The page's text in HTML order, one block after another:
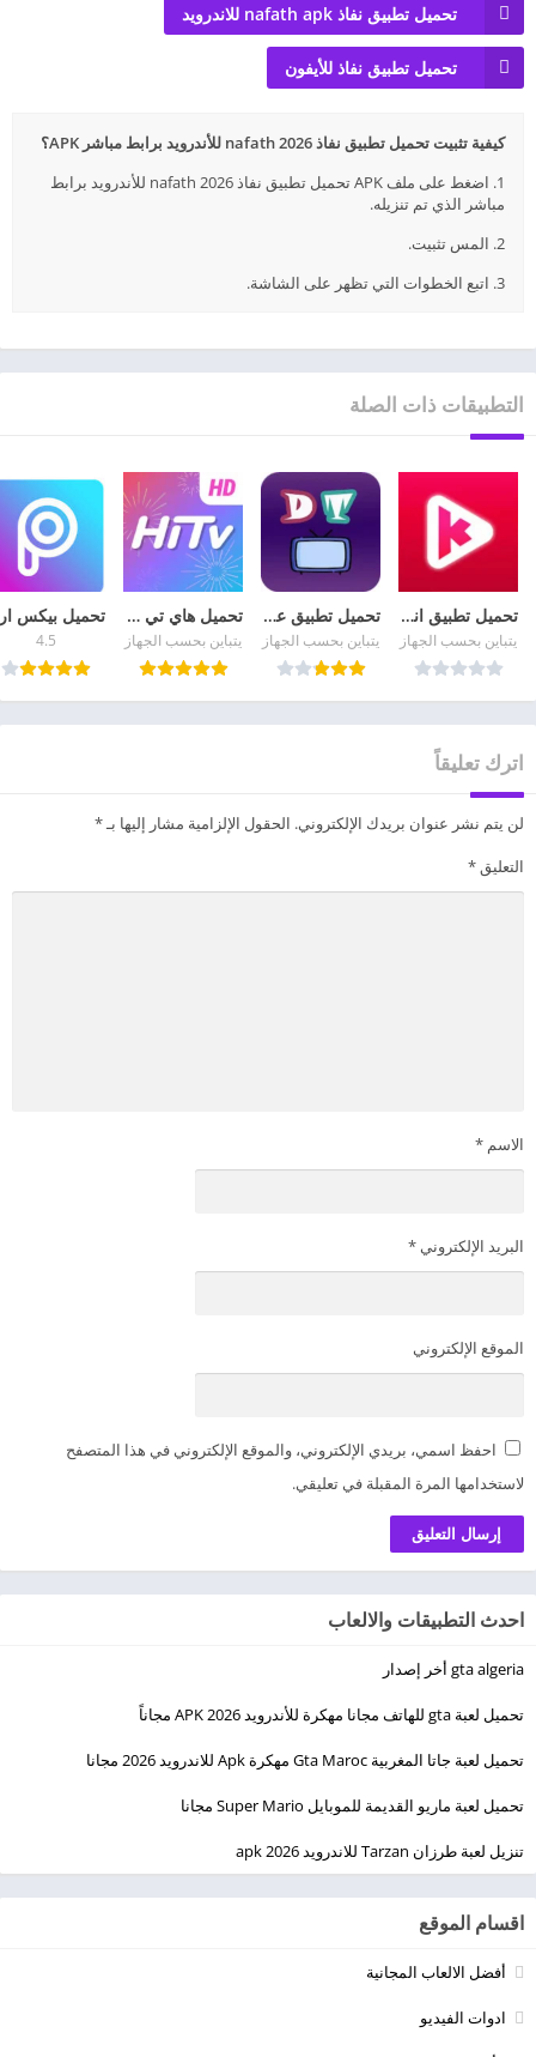
تحميل تطبيق نفاذ nafath apk للاندرويد
تحميل تطبيق نفاذ للأيفون
كيفية تثبيت تحميل تطبيق نفاذ nafath 2026 للأندرويد برابط مباشر APK؟
1. اضغط على ملف APK تحميل تطبيق نفاذ nafath 2026 للأندرويد برابط
مباشر الذي تم تنزيله.
2. المس تثبيت.
3. اتبع الخطوات التي تظهر على الشاشة.
التطبيقات ذات الصلة
تحميل تطبيق انمي كلاستر Anime Klaster APK مهكر مجانا
يتباين بحسب الجهاز
تحميل تطبيق عالم الدراما Drama world Apk مهكر من ميديا فاير
يتباين بحسب الجهاز
تحميل هاي تي في HiTV 2026 لمشاهدة الدراما الكورية للأندرويد
يتباين بحسب الجهاز 4.5
اترك تعليقاً
لن يتم نشر عنوان بريدك الإلكتروني. الحقول الإلزامية مشار إليها بـ*
التعليق *
الاسم *
البريد الإلكتروني *
الموقع الإلكتروني
احفظ اسمي، بريدي الإلكتروني، والموقع الإلكتروني في هذا المتصفح
لاستخدامها المرة المقبلة في تعليقي.
احدث التطبيقات والالعاب
gta algeria أخر إصدار
تحميل لعبة gta للهاتف مجانا مهكرة للأندرويد 2026 APK مجاناً
تحميل لعبة جاتا المغربية Gta Maroc مهكرة Apk للاندرويد 2026 مجانا
تحميل لعبة ماريو القديمة للموبايل Super Mario مجانا
تنزيل لعبة طرزان Tarzan للاندرويد apk 2026
اقسام الموقع
أفضل الالعاب المجانية
ادوات الفيديو